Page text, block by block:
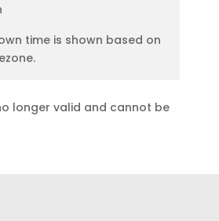
time is shown based on
longer valid and cannot be